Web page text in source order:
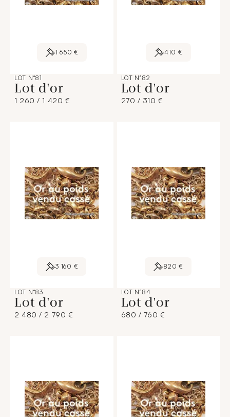
1 650 €
LOT N°81
Lot d'or
1 260 / 1 420 €
410 €
LOT N°82
Lot d'or
270 / 310 €
3 160 €
LOT N°83
Lot d'or
2 480 / 2 790 €
820 €
LOT N°84
Lot d'or
680 / 760 €